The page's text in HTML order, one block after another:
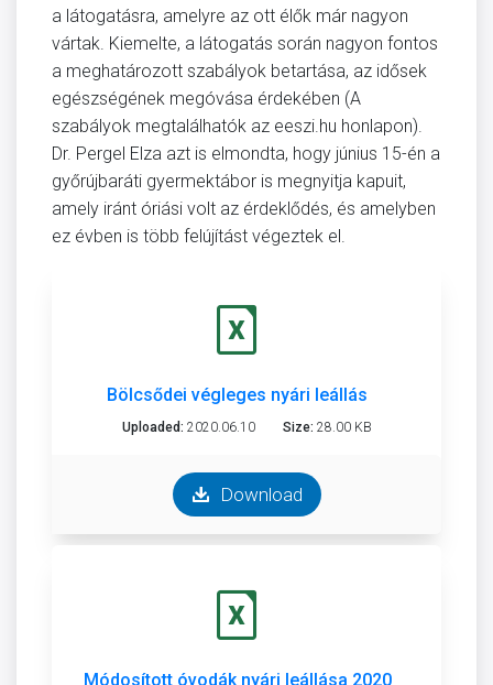
a látogatásra, amelyre az ott élők már nagyon
vártak. Kiemelte, a látogatás során nagyon fontos
a meghatározott szabályok betartása, az idősek
egészségének megóvása érdekében (A
szabályok megtalálhatók az eeszi.hu honlapon).
Dr. Pergel Elza azt is elmondta, hogy június 15-én a
győrújbaráti gyermektábor is megnyitja kapuit,
amely iránt óriási volt az érdeklődés, és amelyben
ez évben is több felújítást végeztek el.
Bölcsődei végleges nyári leállás
Uploaded: 2020.06.10 Size: 28.00 KB
Download
Módosított óvodák nyári leállása 2020